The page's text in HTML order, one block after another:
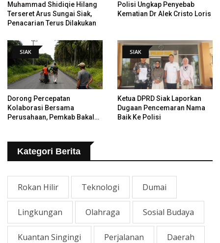
Muhammad Shidiqie Hilang
Terseret Arus Sungai Siak,
Penacarian Terus Dilakukan
Polisi Ungkap Penyebab
Kematian Dr Alek Cristo Loris
SIAK
Dorong Percepatan
Kolaborasi Bersama
Perusahaan, Pemkab Bakal
SIAK
Ketua DPRD Siak Laporkan
Dugaan Pencemaran Nama
Baik Ke Polisi
Kategori Berita
Rokan Hilir Teknologi Dumai
Lingkungan Olahraga Sosial Budaya
Kuantan Singingi Perjalanan Daerah